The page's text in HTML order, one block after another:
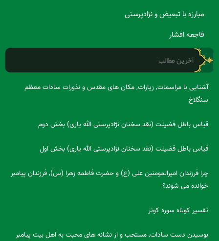
مبارزه با تبعیض و نژادپرستی
فاجعه افشار
آخرین مطالب
آشنایی با مراسمات, زیارات, مکان های مقدس و نذورات سادات معظم
سنگلاخ
قیاس باطل فضیلت (نقد سخنان نژادپرستی الله یاری) بخش دوم
قیاس باطل فضیلت (نقد سخنان نژادپرستی الله یاری) بخش اول
چرا فرزندان امیرالمومنین علی (ع) و حضرت فاطمه زهرا (س), فرزندان پیامبر
خوانده می شوند؟
تفسیر کوتاه سوره کوثر
بوسیدن دست سادات, مستحب و از نشانه های محبت به اهل بیت پیامبر